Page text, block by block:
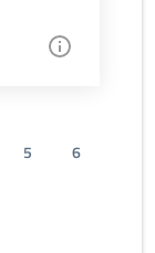
5
6